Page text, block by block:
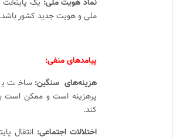
نماد هویت ملی: یک پایتخت
ملی و هویت جدید کشور باشد.
پیامدهای منفی:
هزینه‌های سنگین: ساخت
پرهزینه است و ممکن است
کند.
اختلالات اجتماعی: انتقال